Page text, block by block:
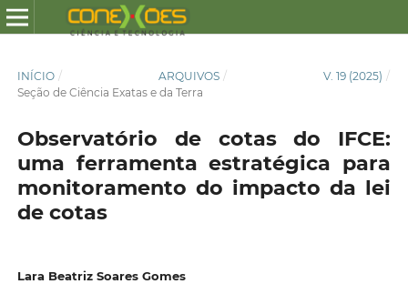
INÍCIO / ARQUIVOS / V. 19 (2025) /
Seção de Ciência Exatas e da Terra
Observatório de cotas do IFCE:
uma ferramenta estratégica para
monitoramento do impacto da lei
de cotas
Lara Beatriz Soares Gomes